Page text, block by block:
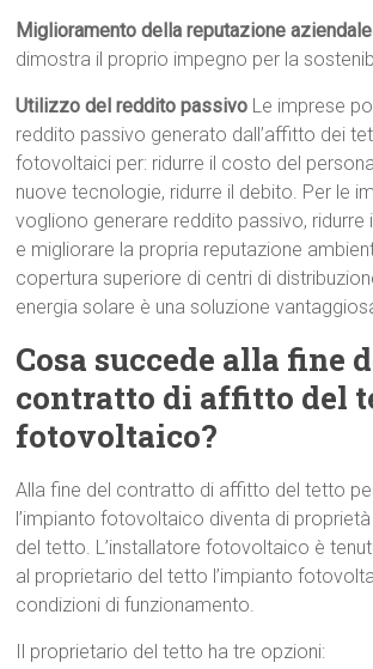
Miglioramento della reputazione aziendale
dimostra il proprio impegno per la
Utilizzo del reddito passivo Le imprese
reddito passivo generato dall’affitto dei
fotovoltaici per: ridurre il costo del
nuove tecnologie, ridurre il debito. Per le
vogliono generare reddito passivo, ridurre
e migliorare la propria reputazione
copertura superiore di centri di
energia solare è una soluzione
Cosa succede alla fine
contratto di affitto del
fotovoltaico?
Alla fine del contratto di affitto del tetto
l’impianto fotovoltaico diventa di
del tetto. L’installatore fotovoltaico è
al proprietario del tetto l’impianto
condizioni di funzionamento.
Il proprietario del tetto ha tre opzioni: